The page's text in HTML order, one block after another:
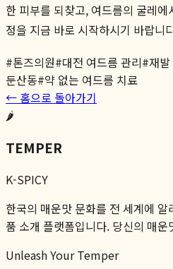
한 피부를 되찾고, 여드름의 굴레
정을 지금 바로 시작하시기 바랍니
#톤즈의원#대전 여드름 관리#재
둔산동#약 없는 여드름 치료
← 홈으로 돌아가기
🌶️
TEMPER
K-SPICY
한국의 매운맛 문화를 전 세계에
품 소개 플랫폼입니다. 당신의 매
Unleash Your Temper